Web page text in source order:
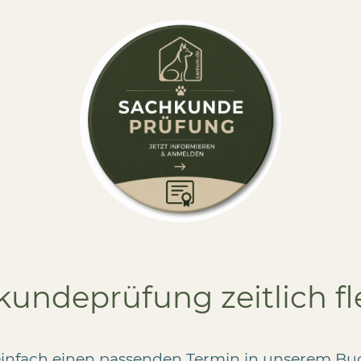
zeitlich